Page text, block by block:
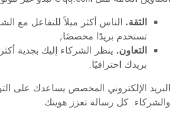
الثقة. الناس أكثر ميلاً للتفاعل مع
تستخدم بريدًا مخصصًا;
التعاون. ينظر الشركاء إليك بجدية
بريدك احترافيًا.
البريد الإلكتروني المخصص يساعدك على
والشركاء. كل رسالة تعزز هويتك.